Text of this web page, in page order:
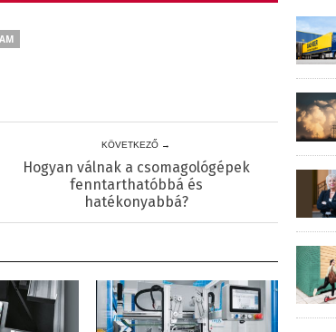
KÖVETKEZŐ →
Hogyan válnak a csomagológépek
fenntarthatóbbá és
hatékonyabbá?